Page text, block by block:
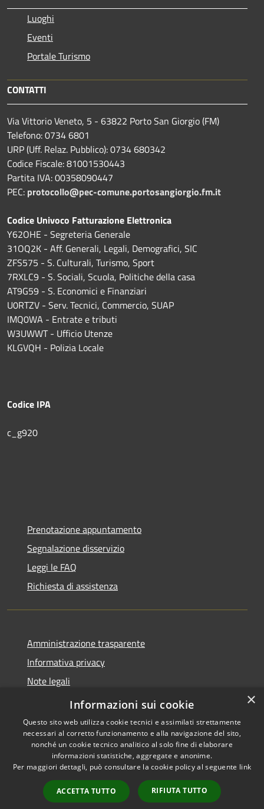
Luoghi
Eventi
Portale Turismo
CONTATTI
Via Vittorio Veneto, 5 - 63822 Porto San Giorgio (FM)
Telefono: 0734 6801
URP (Uff. Relaz. Pubblico): 0734 680342
Codice Fiscale: 81001530443
Partita IVA: 00358090447
PEC: protocollo@pec-comune.portosangiorgio.fm.it
Codice Univoco Fatturazione Elettronica
Y62OHE - Segreteria Generale
31OQ2K - Aff. Generali, Legali, Demografici, SIC
ZFS575 - S. Culturali, Turismo, Sport
7RXLC9 - S. Sociali, Scuola, Politiche della casa
AT9G59 - S. Economici e Finanziari
U0RTZV - Serv. Tecnici, Commercio, SUAP
IMQ0WA - Entrate e tributi
W3UWWT - Ufficio Utenze
KLGVQH - Polizia Locale
Codice IPA
c_g920
Prenotazione appuntamento
Segnalazione disservizio
Leggi le FAQ
Richiesta di assistenza
Amministrazione trasparente
Informativa privacy
Note legali
Dichiarazione di accessibilità
Accessibilità
Copyright © 2026 • Comune di
Porto San Giorgio • Powered by
Municipium•
Accesso
redazione
×
Informazioni sui cookie
Questo sito web utilizza cookie tecnici e assimilati strettamente
necessari al corretto funzionamento e alla navigazione del sito,
nonché un cookie tecnico analitico al solo fine di elaborare
informazioni statistiche, aggregate e anonime.
Per maggiori dettagli, può consultare la cookie policy al seguente link
ACCETTA TUTTO RIFIUTA TUTTO